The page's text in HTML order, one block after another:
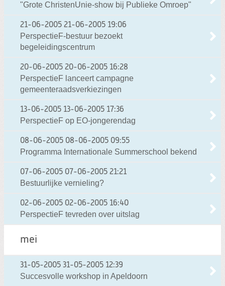
"Grote ChristenUnie-show bij Publieke Omroep"
21-06-2005 21-06-2005 19:06
PerspectieF-bestuur bezoekt
begeleidingscentrum
20-06-2005 20-06-2005 16:28
PerspectieF lanceert campagne
gemeenteraadsverkiezingen
13-06-2005 13-06-2005 17:36
PerspectieF op EO-jongerendag
08-06-2005 08-06-2005 09:55
Programma Internationale Summerschool bekend
07-06-2005 07-06-2005 21:21
Bestuurlijke vernieling?
02-06-2005 02-06-2005 16:40
PerspectieF tevreden over uitslag
mei
31-05-2005 31-05-2005 12:39
Succesvolle workshop in Apeldoorn